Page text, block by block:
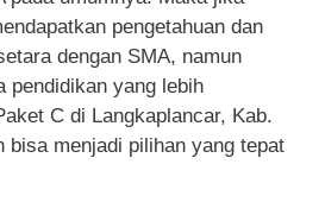
pengetahuan dan
dengan SMA, namun
pendidikan yang lebih
C di Langkaplancar, Kab.
bisa menjadi pilihan yang tepat